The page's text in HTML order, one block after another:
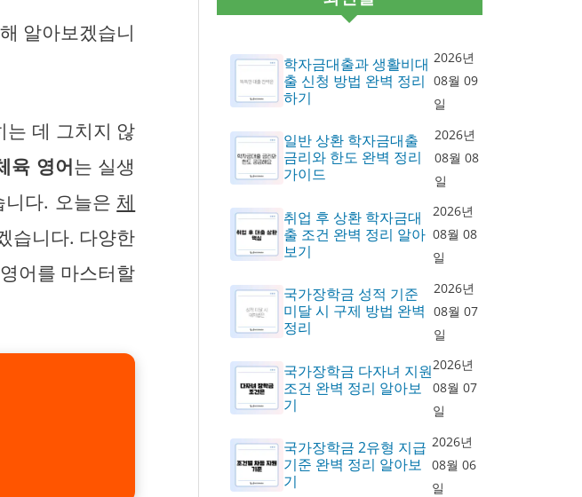
알아보겠습니
는 데 그치지 않
육 영어는 실생
다. 오늘은 체
습니다. 다양한
어를 마스터할
학자금대출과 생활비대
출 신청 방법 완벽 정리
하기
2026년
08월 09
일
일반 상환 학자금대출
금리와 한도 완벽 정리
가이드
2026년
08월 08
일
취업 후 상환 학자금대
출 조건 완벽 정리 알아
보기
2026년
08월 08
일
국가장학금 성적 기준
미달 시 구제 방법 완벽
정리
2026년
08월 07
일
국가장학금 다자녀 지원
조건 완벽 정리 알아보
기
2026년
08월 07
일
국가장학금 2유형 지급
기준 완벽 정리 알아보
기
2026년
08월 06
일